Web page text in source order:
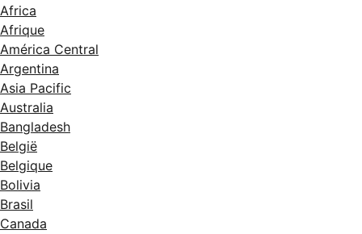
Africa
Afrique
América Central
Argentina
Asia Pacific
Australia
Bangladesh
België
Belgique
Bolivia
Brasil
Canada